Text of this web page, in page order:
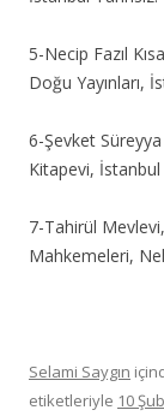
5-Necip Fazıl
Doğu Yayınları,
6-Şevket
Kitapevi, İstanbul
7-Tahirül
Mahkemeleri,
Selami Saygın
etiketleriyle 10